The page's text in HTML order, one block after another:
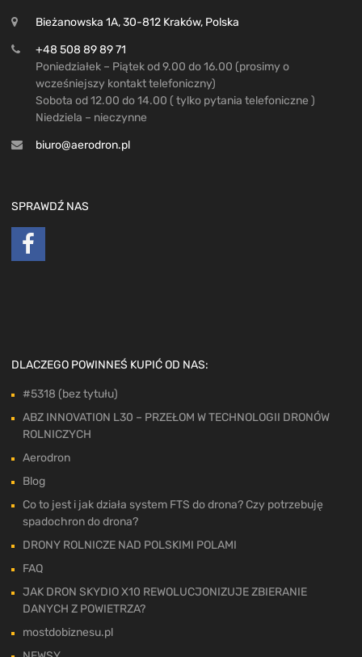
Bieżanowska 1A, 30-812 Kraków, Polska
+48 508 89 89 71
Poniedziałek – Piątek od 9.00 do 16.00 (prosimy o
wcześniejszy kontakt telefoniczny)
Sobota od 12.00 do 14.00 ( tylko pytania telefoniczne )
Niedziela – nieczynne
biuro@aerodron.pl
SPRAWDŹ NAS
DLACZEGO POWINNEŚ KUPIĆ OD NAS:
#5318 (bez tytułu)
ABZ INNOVATION L30 – PRZEŁOM W TECHNOLOGII DRONÓW
ROLNICZYCH
Aerodron
Blog
Co to jest i jak działa system FTS do drona? Czy potrzebuję
spadochron do drona?
DRONY ROLNICZE NAD POLSKIMI POLAMI
FAQ
JAK DRON SKYDIO X10 REWOLUCJONIZUJE ZBIERANIE
DANYCH Z POWIETRZA?
mostdobiznesu.pl